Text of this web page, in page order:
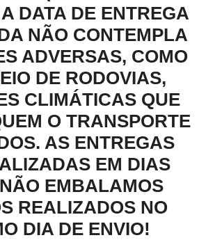
DATA DE ENTREGA
NÃO CONTEMPLA
ADVERSAS, COMO
DE RODOVIAS,
CLIMÁTICAS QUE
O TRANSPORTE
AS ENTREGAS
EM DIAS
EMBALAMOS
REALIZADOS NO
DIA DE ENVIO!